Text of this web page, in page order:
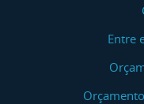
Entre